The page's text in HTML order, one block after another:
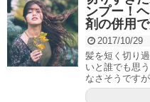
ンプー！
剤の併用
2017/10/29
髪を短く切り
いと誰でも思
なさそうです